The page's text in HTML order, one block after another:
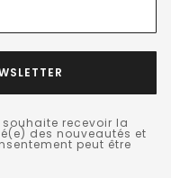
recevoir la
des nouveautés et
peut être